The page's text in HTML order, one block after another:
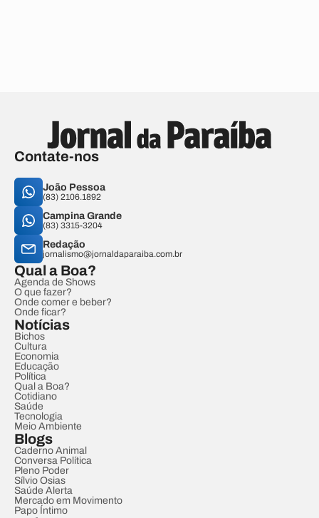
Contate-nos
João Pessoa
(83) 2106.1892
Campina Grande
(83) 3315-3204
Redação
jornalismo@jornaldaparaiba.com.br
Qual a Boa?
Agenda de Shows
O que fazer?
Onde comer e beber?
Onde ficar?
Notícias
Bichos
Cultura
Economia
Educação
Política
Qual a Boa?
Cotidiano
Saúde
Tecnologia
Meio Ambiente
Blogs
Caderno Animal
Conversa Política
Pleno Poder
Sílvio Osias
Saúde Alerta
Mercado em Movimento
Papo Íntimo